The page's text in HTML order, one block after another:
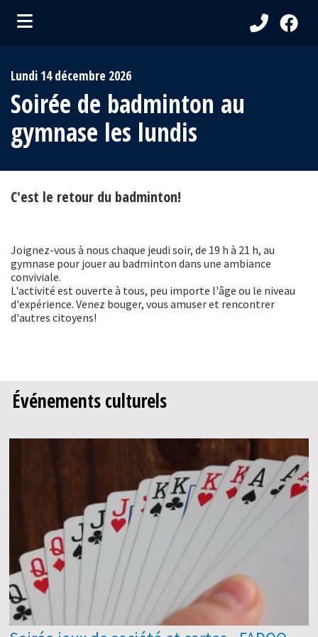
(Visiteurs )
(Loisirs et culture )
Lundi 14 décembre 2026
Soirée de badminton au
gymnase les lundis
C'est le retour du badminton!
Joignez-vous à nous chaque jeudi soir, de 19 h à 21 h, au
gymnase pour jouer au badminton dans une ambiance
conviviale.
L'activité est ouverte à tous, peu importe l'âge ou le niveau
d'expérience. Venez bouger, vous amuser et rencontrer
d'autres citoyens!
Événements culturels